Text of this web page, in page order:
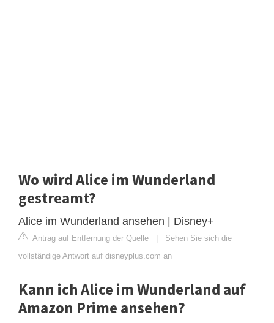
Wo wird Alice im Wunderland
gestreamt?
Alice im Wunderland ansehen | Disney+
Antrag auf Entfernung der Quelle | Sehen Sie sich die
vollständige Antwort auf disneyplus.com an
Kann ich Alice im Wunderland auf
Amazon Prime ansehen?